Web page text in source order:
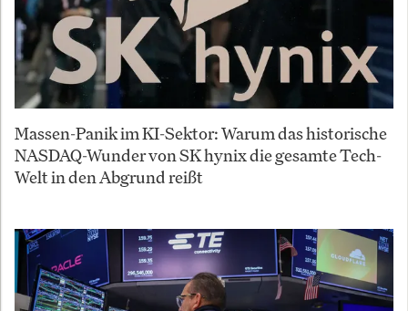
Massen-Panik im KI-Sektor: Warum das historische
NASDAQ-Wunder von SK hynix die gesamte Tech-
Welt in den Abgrund reißt